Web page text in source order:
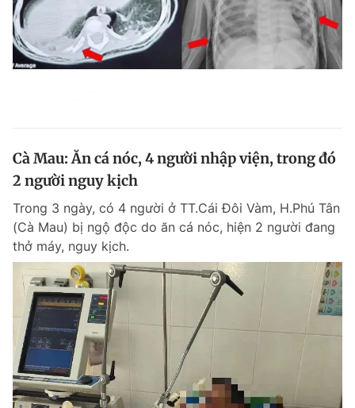
Cà Mau: Ăn cá nóc, 4 người nhập viện, trong đó
2 người nguy kịch
Trong 3 ngày, có 4 người ở TT.Cái Đôi Vàm, H.Phú Tân
(Cà Mau) bị ngộ độc do ăn cá nóc, hiện 2 người đang
thở máy, nguy kịch.